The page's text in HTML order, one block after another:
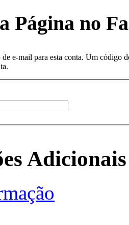
Página no
e-mail para esta conta. Um código
Adicionais